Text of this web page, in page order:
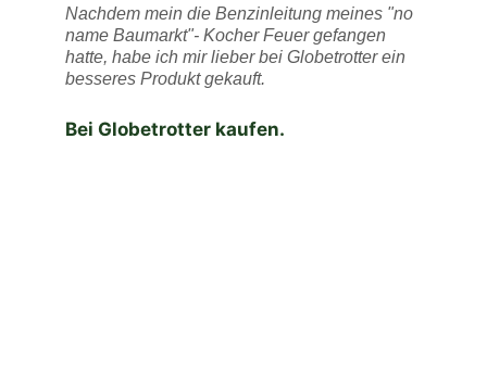
Nachdem mein die Benzinleitung meines "no
name Baumarkt"- Kocher Feuer gefangen
hatte, habe ich mir lieber bei Globetrotter ein
besseres Produkt gekauft.
Bei Globetrotter kaufen.